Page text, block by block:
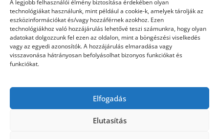
A legjobb felhasználói élmény biztosítása érdekében olyan
technológiákat használunk, mint például a cookie-k, amelyek tárolják az
eszközinformációkat és/vagy hozzáférnek azokhoz. Ezen
technológiákhoz való hozzájárulás lehetővé teszi számunkra, hogy olyan
adatokat dolgozzunk fel ezen az oldalon, mint a böngészési viselkedés
vagy az egyedi azonosítók. A hozzájárulás elmaradása vagy
visszavonása hátrányosan befolyásolhat bizonyos funkciókat és
funkciókat.
Elfogadás
Elutasítás
Művészetek és szórakozás
Múzeumok
Szolgáltatás
Szórakozás
Webáruház